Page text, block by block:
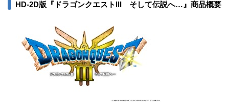
HD-2D版『ドラゴンクエストIII そして伝説へ…』商品概要